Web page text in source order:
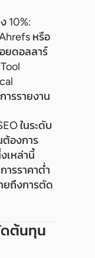
10%:
หรือ
ยดอลลาร์
ารรายงาน
ในระดับ
องการ
เหล่านี้
รราคาต่ำ
ยถึงการตัด
ดต้นทุน